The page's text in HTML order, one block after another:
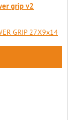
grip v2
GRIP 27X9х14